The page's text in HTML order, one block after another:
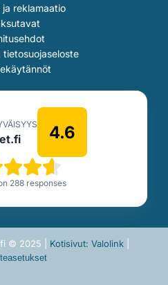
ja reklamaatio
tietosuojaseloste
4.6
288 responses
© 2025 | Kotisivut: Valolink|